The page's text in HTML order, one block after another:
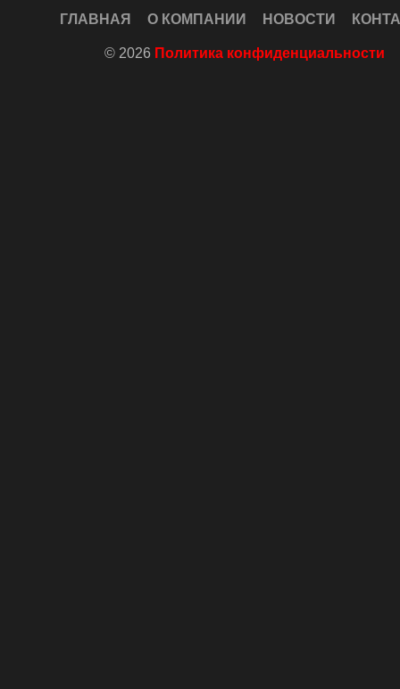
ГЛАВНАЯ О КОМПАНИИ НОВОСТИ
© 2026 Политика конфиденциальности